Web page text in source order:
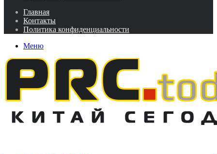
Главная
Контакты
Политика конфиденциальности
Меню